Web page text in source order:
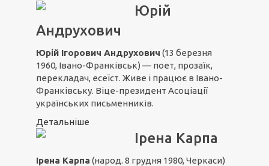
Юрій
Андрухович
Юрій Ігорович Андрухович (13 березня
1960, Івано-Франківськ) — поет, прозаїк,
перекладач, есеїст. Живе і працює в Івано-
Франківську. Віце-президент Асоціації
українських письменників.
Детальніше
Ірена Карпа
Ірена Карпа (народ. 8 грудня 1980, Черкаси)